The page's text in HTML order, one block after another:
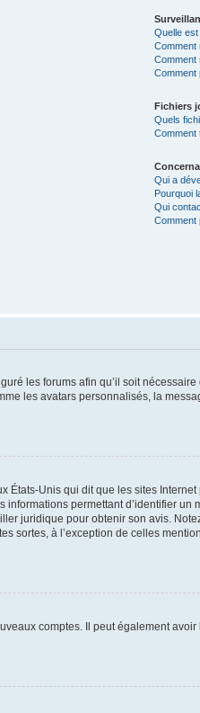
Quelle
Comment
Comment
Comment
Fichiers
Quels
Comment
Qui a
Pourquoi
Qui
Comment
les forums afin qu’il soit
les avatars personnalisés, la
États-Unis qui dit que les sites
permettant d’identifier
juridique pour obtenir son avis.
sortes, à l’exception de celles
comptes. Il peut également